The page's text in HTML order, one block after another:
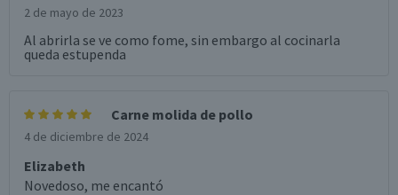
2 de mayo de 2023
Al abrirla se ve como fome, sin embargo al cocinarla
queda estupenda
Carne molida de pollo
4 de diciembre de 2024
Elizabeth
Novedoso, me encantó